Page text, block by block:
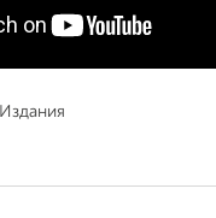
Издания